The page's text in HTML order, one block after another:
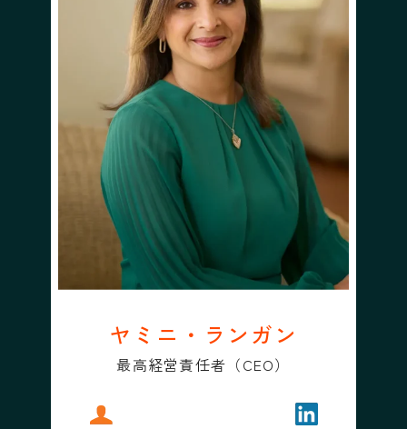
ヤミニ・ランガン
最高経営責任者（CEO）